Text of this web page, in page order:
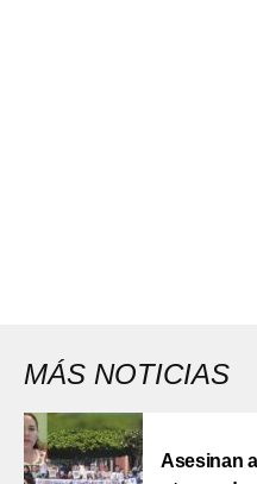
MÁS NOTICIAS
Asesinan